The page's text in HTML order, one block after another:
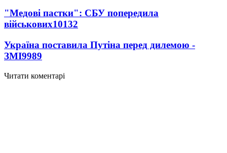
"Медові пастки": СБУ попередила
військових10132
Україна поставила Путіна перед дилемою -
ЗМІ9989
Читати коментарі